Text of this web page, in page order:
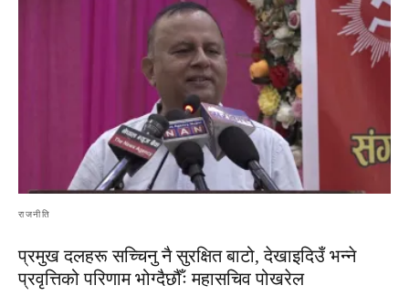
राजनीति
प्रमुख दलहरू सच्चिनु नै सुरक्षित बाटो, देखाइदिउँ भन्ने
प्रवृत्तिको परिणाम भोग्दैछौँः महासचिव पोखरेल